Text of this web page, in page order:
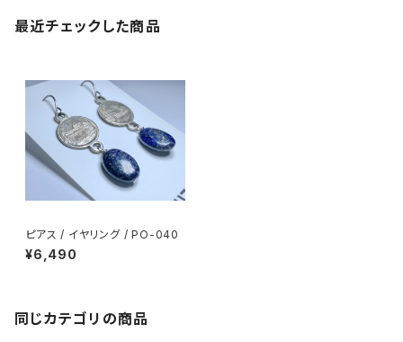
最近チェックした商品
ピアス / イヤリング / PO-040
¥6,490
同じカテゴリの商品